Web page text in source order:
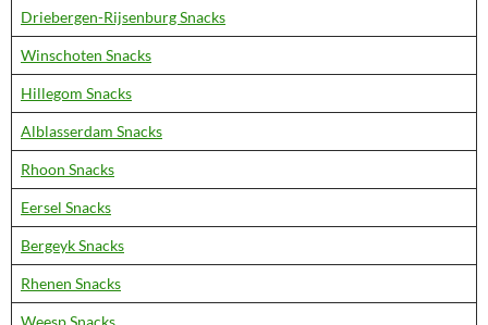
Driebergen-Rijsenburg Snacks
Winschoten Snacks
Hillegom Snacks
Alblasserdam Snacks
Rhoon Snacks
Eersel Snacks
Bergeyk Snacks
Rhenen Snacks
Weesp Snacks